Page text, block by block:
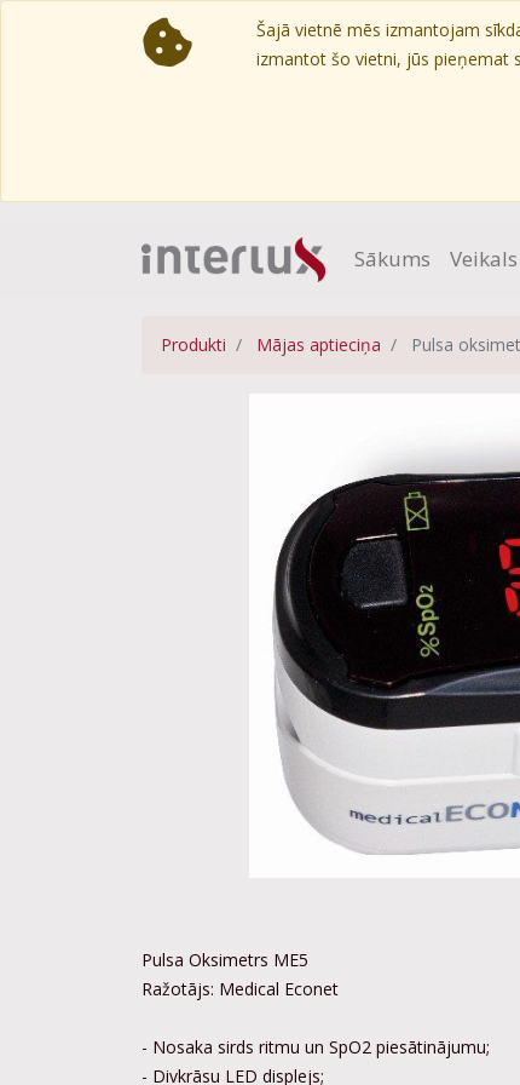
Šajā vietnē mēs izmantojam
izmantot šo vietni, jūs pieņemat
Sākums Veikals
Produkti Mājas aptieciņa Pulsa
Pulsa Oksimetrs ME5
Ražotājs: Medical Econet
- Nosaka sirds ritmu un SpO2 piesātinājumu;
- Divkrāsu LED displejs;